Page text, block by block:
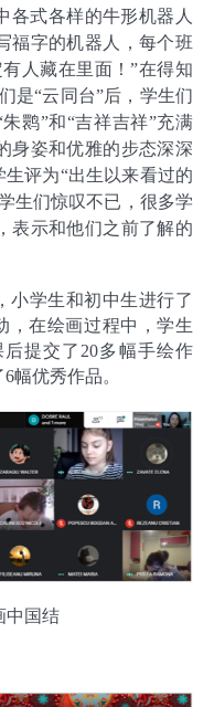
各式各样的牛形机器人
福字的机器人，每个班
人藏在里面！”在得知
是“云同台”后，学生们
鹮”和“吉祥吉祥”充满
身姿和优雅的步态深深
生评为“出生以来看过的
生们惊叹不已，很多学
表示和他们之前了解的
小学生和初中生进行了
，在绘画过程中，学生
提交了20多幅手绘作
幅优秀作品。
中国结